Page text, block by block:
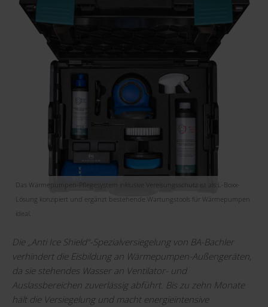
Das Wärmepumpen-Pflegesystem inklusive Vereisungsschutz ist als L-Boxx-
Lösung konzipiert und ergänzt bestehende Wartungstools für Wärmepumpen
ideal.
Die „Anti Ice Shield“-Spezialversiegelung von BA-Bachler
verhindert die Eisbildung an Wärmepumpen-Außengeräten,
da sie stehendes Wasser an Ventilator- und
Auslassbereichen zuverlässig abführt. Bis zu zehn Monate
hält die Versiegelung und macht energieintensive